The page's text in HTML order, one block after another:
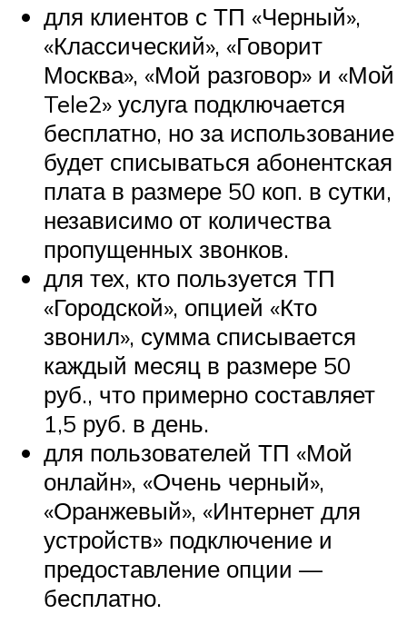
для клиентов с ТП «Черный»,
«Классический», «Говорит
Москва», «Мой разговор» и «Мой
Tele2» услуга подключается
бесплатно, но за использование
будет списываться абонентская
плата в размере 50 коп. в сутки,
независимо от количества
пропущенных звонков.
для тех, кто пользуется ТП
«Городской», опцией «Кто
звонил», сумма списывается
каждый месяц в размере 50
руб., что примерно составляет
1,5 руб. в день.
для пользователей ТП «Мой
онлайн», «Очень черный»,
«Оранжевый», «Интернет для
устройств» подключение и
предоставление опции —
бесплатно.